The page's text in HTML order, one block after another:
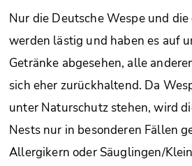
Nur die Deutsche Wespe und
werden lästig und haben es auf
Getränke abgesehen, alle
sich eher zurückhaltend. Da
unter Naturschutz stehen, wird
Nests nur in besonderen Fällen
Allergikern oder Säuglingen/